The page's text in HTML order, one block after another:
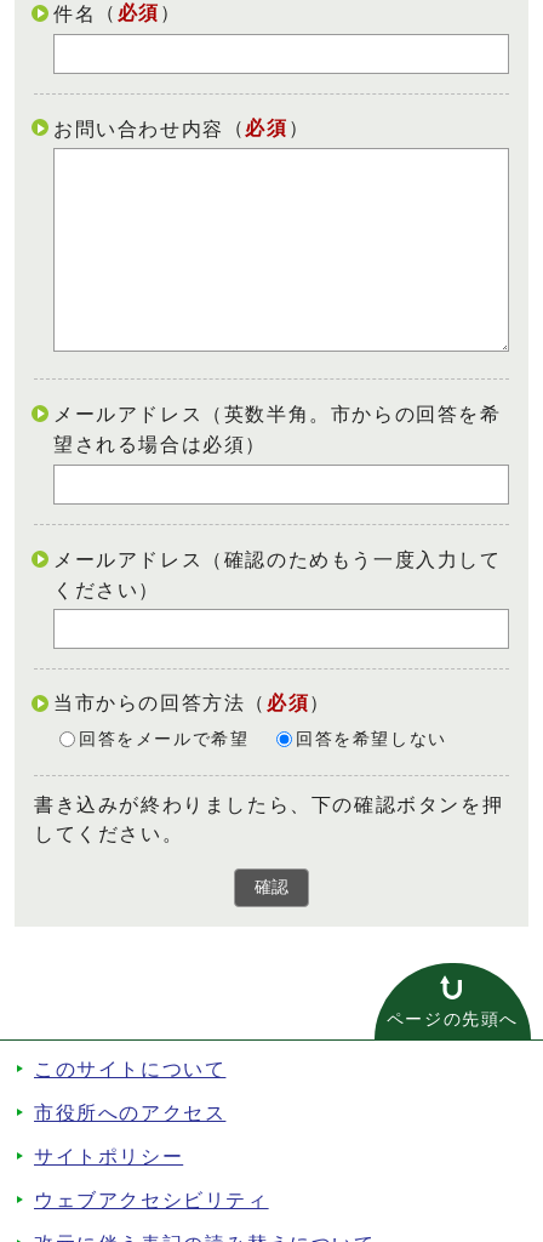
件名 （ 必須 ）
お問い合わせ内容 （ 必須 ）
メールアドレス（英数半角。市からの回答を希
望される場合は必須）
メールアドレス（確認のためもう一度入力して
ください）
当市からの回答方法 （ 必須）
回答をメールで希望 回答を希望しない
書き込みが終わりましたら、下の確認ボタンを押
してください。
確認
ページの先頭へ
このサイトについて
市役所へのアクセス
サイトポリシー
ウェブアクセシビリティ